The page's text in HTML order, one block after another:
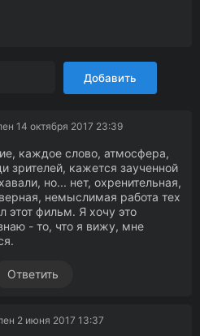
Добавить
14 октября 2017 23:39
каждое слово, атмосфера,
зрителей, кажется заученной
но... нет, охренительная,
немыслимая работа тех
этот фильм. Я хочу это
- то, что я вижу, мне
Ответить
2 июня 2017 13:37